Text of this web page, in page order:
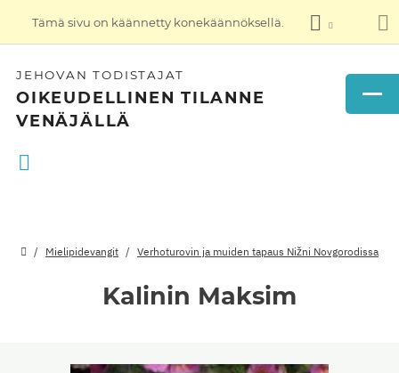
Tämä sivu on käännetty konekäännöksellä.
JEHOVAN TODISTAJAT
OIKEUDELLINEN TILANNE
VENÄJÄLLÄ
Mielipidevangit Verhoturovin ja muiden tapaus Nižni Novgorodissa
Kalinin Maksim